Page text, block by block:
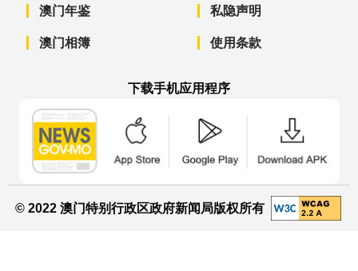
澳门年鉴
澳门相簿
私隐声明
使用条款
下载手机应用程序
© 2022 澳门特别行政区政府新闻局版权所有